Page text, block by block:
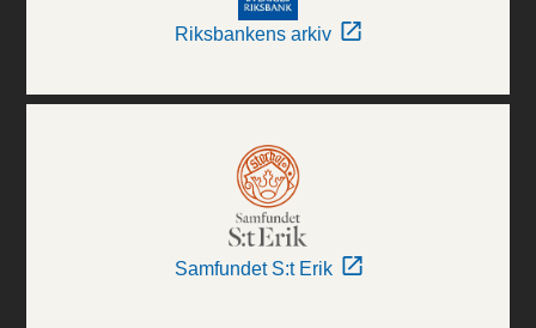
Riksbankens arkiv
Samfundet S:t Erik